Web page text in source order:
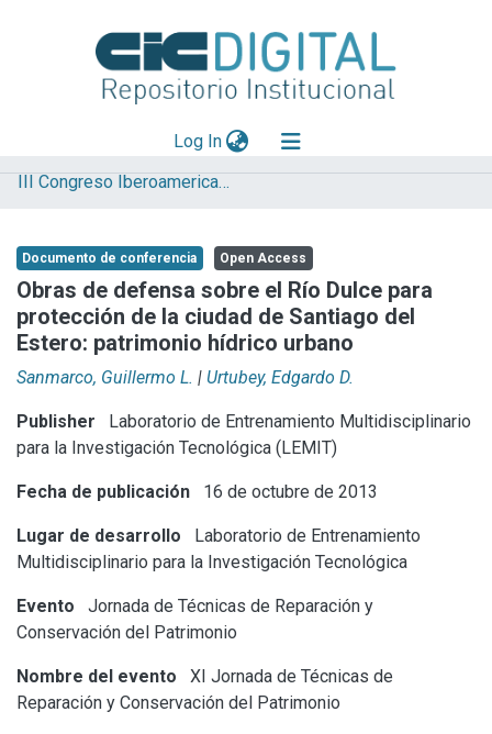
Log In(current)
Explorar
Aportar material
Statistics
III Congreso Iberoamericano y XI Jornada de Técnicas de Reparación y Conservación del Patrimonio
Documento de conferencia Open Access
Obras de defensa sobre el Río Dulce para
protección de la ciudad de Santiago del
Estero: patrimonio hídrico urbano
Sanmarco, Guillermo L. | Urtubey, Edgardo D.
Publisher
Laboratorio de Entrenamiento Multidisciplinario
para la Investigación Tecnológica (LEMIT)
Fecha de publicación 16 de octubre de 2013
Lugar de desarrollo
Laboratorio de Entrenamiento
Multidisciplinario para la Investigación Tecnológica
Evento
Jornada de Técnicas de Reparación y
Conservación del Patrimonio
Nombre del evento
XI Jornada de Técnicas de
Reparación y Conservación del Patrimonio